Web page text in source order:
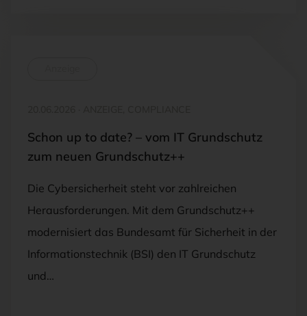
Schon up to date? – vom IT Grundschutz
zum neuen Grundschutz++
Die Cybersicherheit steht vor zahlreichen
Herausforderungen. Mit dem Grundschutz++
modernisiert das Bundesamt für Sicherheit in der
Informationstechnik (BSI) den IT Grundschutz
und…